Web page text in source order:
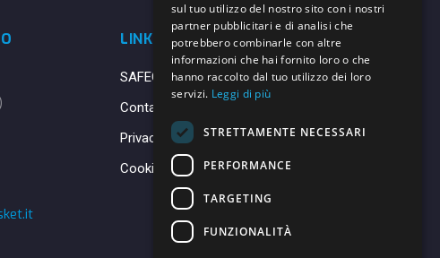
LINK UTILI
SAFEGUARDING
Contatti
Privacy Policy
Cookie Policy
sul tuo utilizzo del nostro sito con i nostri
partner pubblicitari e di analisi che
potrebbero combinarle con altre
informazioni che hai fornito loro o che
hanno raccolto dal tuo utilizzo dei loro
servizi. Leggi di più
STRETTAMENTE NECESSARI
PERFORMANCE
TARGETING
FUNZIONALITÀ